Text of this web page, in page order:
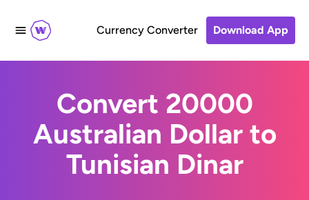
Currency Converter Download App
Convert 20000
Australian Dollar to
Tunisian Dinar